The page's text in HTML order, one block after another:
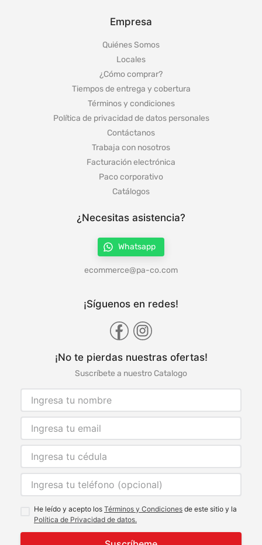
Empresa
Quiénes Somos
Locales
¿Cómo comprar?
Tiempos de entrega y cobertura
Términos y condiciones
Política de privacidad de datos personales
Contáctanos
Trabaja con nosotros
Facturación electrónica
Paco corporativo
Catálogos
¿Necesitas asistencia?
Whatsapp
ecommerce@pa-co.com
¡Síguenos en redes!
¡No te pierdas nuestras ofertas!
Suscríbete a nuestro Catalogo
He leído y acepto los Términos y Condiciones de este sitio y la
Política de Privacidad de datos.